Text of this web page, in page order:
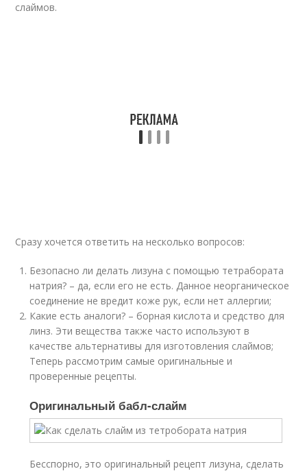
слаймов.
Сразу хочется ответить на несколько вопросов:
Безопасно ли делать лизуна с помощью тетрабората
натрия? – да, если его не есть. Данное неорганическое
соединение не вредит коже рук, если нет аллергии;
Какие есть аналоги? – борная кислота и средство для
линз. Эти вещества также часто используют в
качестве альтернативы для изготовления слаймов;
Теперь рассмотрим самые оригинальные и
проверенные рецепты.
Оригинальный бабл-слайм
Бесспорно, это оригинальный рецепт лизуна, сделать